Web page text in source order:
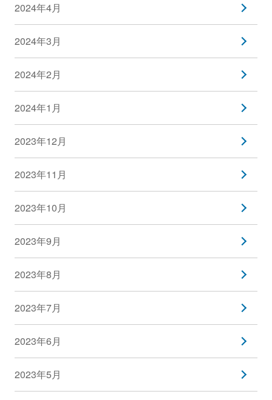
2024年4月
2024年3月
2024年2月
2024年1月
2023年12月
2023年11月
2023年10月
2023年9月
2023年8月
2023年7月
2023年6月
2023年5月